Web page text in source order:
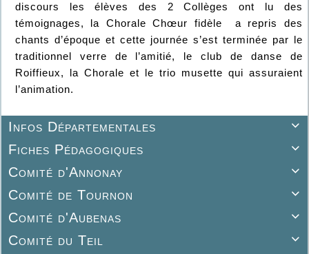

Infos Départementales

Fiches Pédagogiques

Comité d'Annonay

Comité de Tournon

Comité d'Aubenas

Comité du Teil
discours les élèves des 2 Collèges ont lu des
témoignages, la Chorale Chœur fidèle a repris des
chants d’époque et cette journée s’est terminée par le
traditionnel verre de l’amitié, le club de danse de
Roiffieux, la Chorale et le trio musette qui assuraient
l’animation.